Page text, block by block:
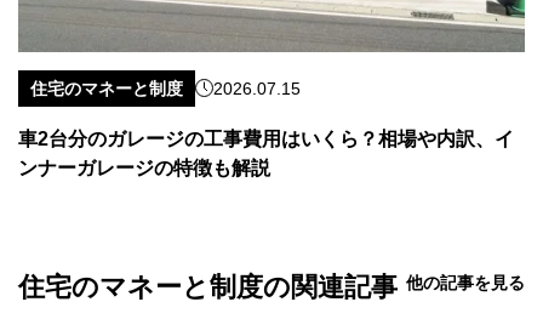
住宅のマネーと制度 2026.07.15
車2台分のガレージの工事費用はいくら？相場や内訳、イ
ンナーガレージの特徴も解説
住宅のマネーと制度の関連記事 他の記事を見る